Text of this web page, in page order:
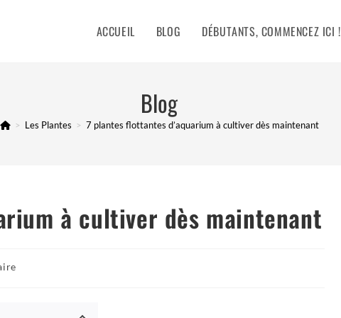
ACCUEIL BLOG DÉBUTANTS, COMMENCEZ ICI !
Blog
> Les Plantes > 7 plantes flottantes d’aquarium à cultiver dès maintenant
à cultiver dès maintenant